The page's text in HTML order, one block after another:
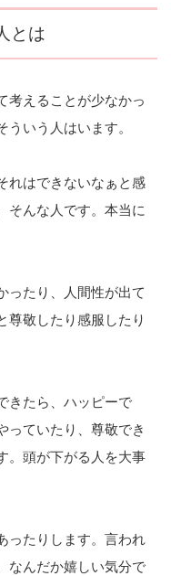
とは
考えることが少なかっ
いう人はいます。
れはできないなぁと感
そんな人です。本当に
ったり、人間性が出て
尊敬したり感服したり
きたら、ハッピーで
っていたり、尊敬でき
。頭が下がる人を大事
ったりします。言われ
なんだか嬉しい気分で